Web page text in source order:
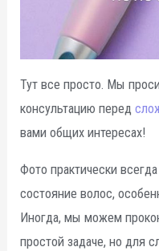
Тут все просто. Мы
консультацию перед
вами общих интересах!
Фото практически
состояние волос,
Иногда, мы можем
простой задаче, но для